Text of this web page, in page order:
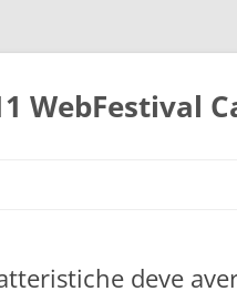
WebFestival
deve